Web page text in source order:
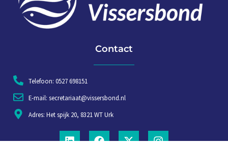
Contact
Telefoon: 0527 698151
E-mail: secretariaat@vissersbond.nl
Adres: Het spijk 20, 8321 WT Urk